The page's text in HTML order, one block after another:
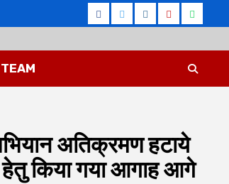
Facebook
Twitter
Instagram
अतिक्रमण हटाये
किया गया आगाह आगे